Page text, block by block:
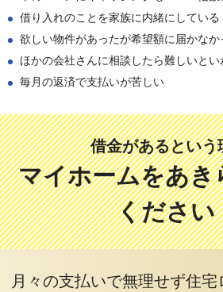
借り入れのことを家族に内緒にしている
欲しい物件があったが希望額に届かなか
ほかの会社さんに相談したら難しいとい
毎月の返済で支払いが苦しい
借金があるという
マイホームをあき
ください
月々の支払いで無理せず住